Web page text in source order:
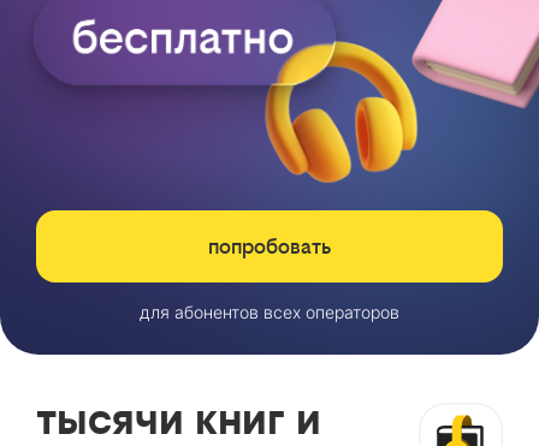
попробовать
для абонентов всех операторов
тысячи книг и